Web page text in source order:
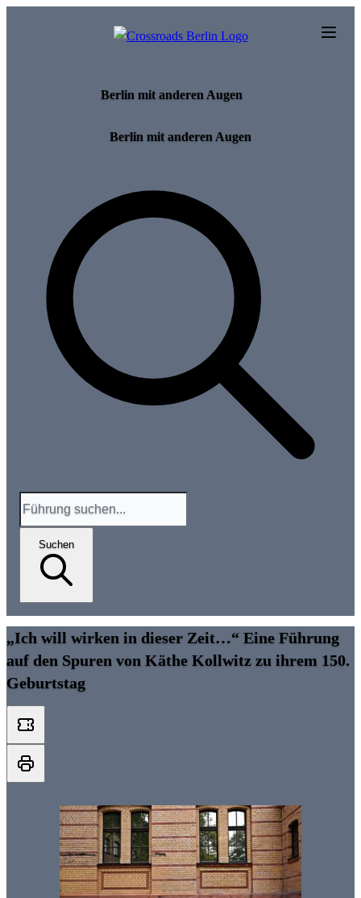
Berlin mit anderen Augen
Berlin mit anderen Augen
Suchen
„Ich will wirken in dieser Zeit…“ Eine Führung
auf den Spuren von Käthe Kollwitz zu ihrem 150.
Geburtstag